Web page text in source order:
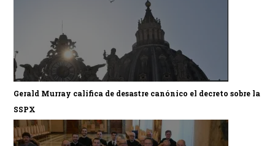
Gerald Murray califica de desastre canónico el decreto sobre la
SSPX